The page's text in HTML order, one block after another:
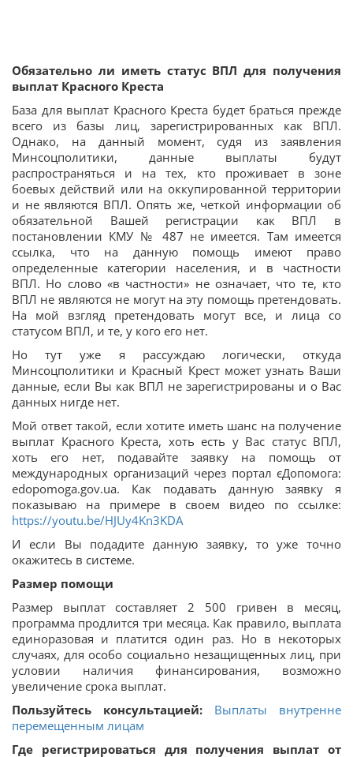
Обязательно ли иметь статус ВПЛ для получения
выплат Красного Креста
База для выплат Красного Креста будет браться прежде
всего из базы лиц, зарегистрированных как ВПЛ.
Однако, на данный момент, судя из заявления
Минсоцполитики, данные выплаты будут
распространяться и на тех, кто проживает в зоне
боевых действий или на оккупированной территории
и не являются ВПЛ. Опять же, четкой информации об
обязательной Вашей регистрации как ВПЛ в
постановлении КМУ № 487 не имеется. Там имеется
ссылка, что на данную помощь имеют право
определенные категории населения, и в частности
ВПЛ. Но слово «в частности» не означает, что те, кто
ВПЛ не являются не могут на эту помощь претендовать.
На мой взгляд претендовать могут все, и лица со
статусом ВПЛ, и те, у кого его нет.
Но тут уже я рассуждаю логически, откуда
Минсоцполитики и Красный Крест может узнать Ваши
данные, если Вы как ВПЛ не зарегистрированы и о Вас
данных нигде нет.
Мой ответ такой, если хотите иметь шанс на получение
выплат Красного Креста, хоть есть у Вас статус ВПЛ,
хоть его нет, подавайте заявку на помощь от
международных организаций через портал єДопомога:
edopomoga.gov.ua. Как подавать данную заявку я
показываю на примере в своем видео по ссылке:
https://youtu.be/HJUy4Kn3KDA
И если Вы подадите данную заявку, то уже точно
окажитесь в системе.
Размер помощи
Размер выплат составляет 2 500 гривен в месяц,
программа продлится три месяца. Как правило, выплата
единоразовая и платится один раз. Но в некоторых
случаях, для особо социально незащищенных лиц, при
условии наличия финансирования, возможно
увеличение срока выплат.
Пользуйтесь консультацией:
Выплаты внутренне
перемещенным лицам
Где регистрироваться для получения выплат от